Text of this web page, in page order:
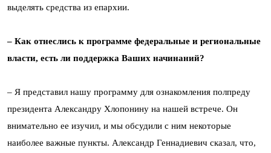
выделять средства из епархии.
– Как отнеслись к программе федеральные и региональные
власти, есть ли поддержка Ваших начинаний?
– Я представил нашу программу для ознакомления полпреду
президента Александру Хлопонину на нашей встрече. Он
внимательно ее изучил, и мы обсудили с ним некоторые
наиболее важные пункты. Александр Геннадиевич сказал, что,